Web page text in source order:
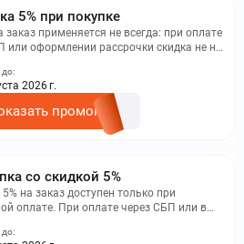
5% при покупке
заказ применяется не всегда: при оплате
или оформлении рассрочки скидка не не
до:
2026 г.
промокод
со скидкой 5%
на заказ доступен только при
оплате. При оплате через СБП или в
до: